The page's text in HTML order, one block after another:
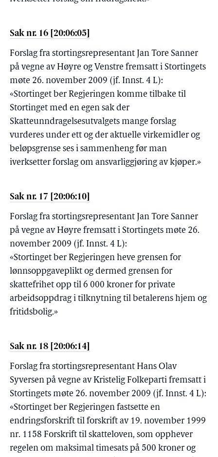
Sak nr. 16 [20:06:05]
Forslag fra stortingsrepresentant Jan Tore Sanner
på vegne av Høyre og Venstre fremsatt i Stortingets
møte 26. november 2009 (jf. Innst. 4 L):
«Stortinget ber Regjeringen komme tilbake til
Stortinget med en egen sak der
Skatteunndragelsesutvalgets mange forslag
vurderes under ett og der aktuelle virkemidler og
beløpsgrense ses i sammenheng før man
iverksetter forslag om ansvarliggjøring av kjøper.»
Sak nr. 17 [20:06:10]
Forslag fra stortingsrepresentant Jan Tore Sanner
på vegne av Høyre fremsatt i Stortingets møte 26.
november 2009 (jf. Innst. 4 L):
«Stortinget ber Regjeringen heve grensen for
lønnsoppgaveplikt og dermed grensen for
skattefrihet opp til 6 000 kroner for private
arbeidsoppdrag i tilknytning til betalerens hjem og
fritidsbolig.»
Sak nr. 18 [20:06:14]
Forslag fra stortingsrepresentant Hans Olav
Syversen på vegne av Kristelig Folkeparti fremsatt i
Stortingets møte 26. november 2009 (jf. Innst. 4 L):
«Stortinget ber Regjeringen fastsette en
endringsforskrift til forskrift av 19. november 1999
nr. 1158 Forskrift til skatteloven, som opphever
regelen om maksimal timesats på 500 kroner og